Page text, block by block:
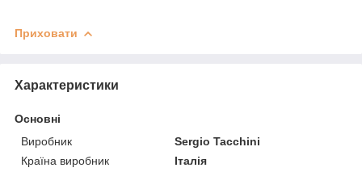
Приховати
Характеристики
Основні
Виробник
Sergio Tacchini
Країна виробник
Італія